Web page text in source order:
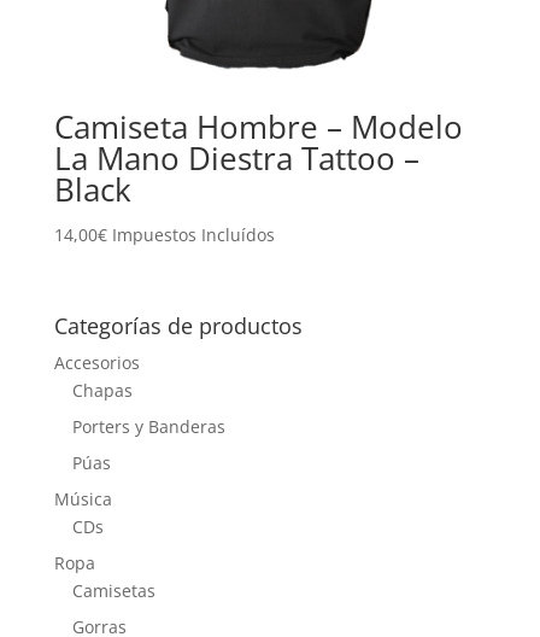
Camiseta Hombre – Modelo
La Mano Diestra Tattoo –
Black
14,00€ Impuestos Incluídos
Categorías de productos
Accesorios
Chapas
Porters y Banderas
Púas
Música
CDs
Ropa
Camisetas
Gorras